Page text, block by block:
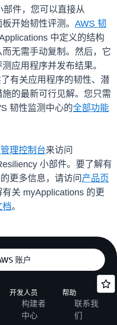
件，您可以直接从
开始韧性评测。 AWS 韧
中定义的结构
无需手动复制。然后，它
应用程序并发布结果。
有关应用程序的韧性、潜
的最新可行见解。您只需
韧性监测中心的全部功能
理控制台来访问
小部件。要了解有
更多信息，请访问 产品页
关 myApplications 的更
档。
账户
开发人员
构建者
中心
帮助
联系我
们